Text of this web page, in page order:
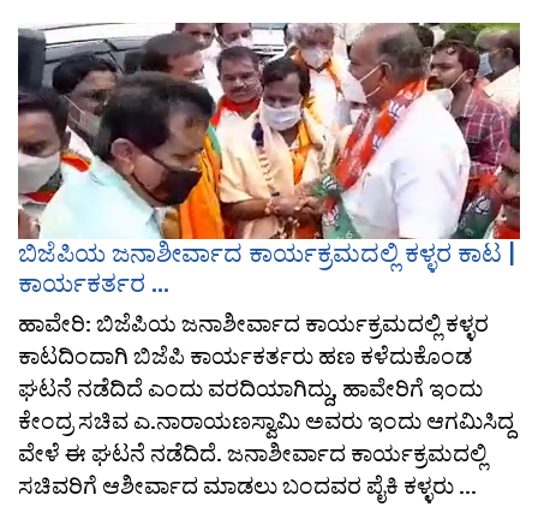
ಬಿಜೆಪಿಯ ಜನಾಶೀರ್ವಾದ ಕಾರ್ಯಕ್ರಮದಲ್ಲಿ ಕಳ್ಳರ ಕಾಟ |
ಕಾರ್ಯಕರ್ತರ ...
ಹಾವೇರಿ: ಬಿಜೆಪಿಯ ಜನಾಶೀರ್ವಾದ ಕಾರ್ಯಕ್ರಮದಲ್ಲಿ ಕಳ್ಳರ
ಕಾಟದಿಂದಾಗಿ ಬಿಜೆಪಿ ಕಾರ್ಯಕರ್ತರು ಹಣ ಕಳೆದುಕೊಂಡ
ಘಟನೆ ನಡೆದಿದೆ ಎಂದು ವರದಿಯಾಗಿದ್ದು, ಹಾವೇರಿಗೆ ಇಂದು
ಕೇಂದ್ರ ಸಚಿವ ಎ.ನಾರಾಯಣಸ್ವಾಮಿ ಅವರು ಇಂದು ಆಗಮಿಸಿದ್ದ
ವೇಳೆ ಈ ಘಟನೆ ನಡೆದಿದೆ. ಜನಾಶೀರ್ವಾದ ಕಾರ್ಯಕ್ರಮದಲ್ಲಿ
ಸಚಿವರಿಗೆ ಆಶೀರ್ವಾದ ಮಾಡಲು ಬಂದವರ ಪೈಕಿ ಕಳ್ಳರು ...